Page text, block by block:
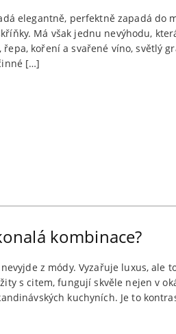
elegantně, perfektně zapadá do
Má však jednu nevýhodu,
koření a svařené víno, světlý
[…]
kombinace?
z módy. Vyzařuje luxus, ale
s citem, fungují skvěle nejen v
kuchyních. Je to